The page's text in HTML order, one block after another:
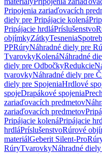
Pripojenia zariaďovacích
diely pre Pripájacie kolená
Pripájacie hrdláPríslušenstvo
objímkyZátkyTesnenia
PPRúryNáhradné diely pre
TvarovkyKolenáNáhradné
diely pre OdbočkyRedukcie
tvarovkyNáhradné diely pre
diely pre SpojeniaHrdlové
spojeDrapákové spojenia
zariaďovacích predmetov
zariaďovacích predmetov
Pripájacie kolenáPripájacie
hrdláPríslušenstvoRúrové
materiálGeberit Silent-Pro
RúryTvarovkyNáhradné